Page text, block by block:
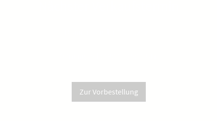
Zur Vorbestellung